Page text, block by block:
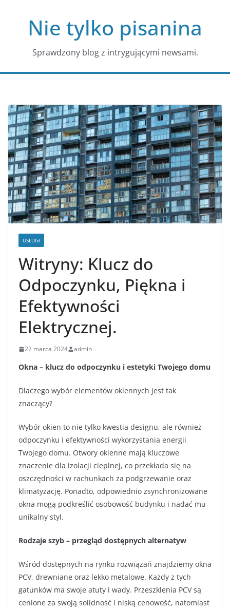
Nie tylko pisanina
Sprawdzony blog z intrygującymi newsami.
USŁUGI
Witryny: Klucz do
Odpoczynku, Piękna i
Efektywności
Elektrycznej.
22 marca 2024 admin
Okna – klucz do odpoczynku i estetyki Twojego domu
Dlaczego wybór elementów okiennych jest tak
znaczący?
Wybór okien to nie tylko kwestia designu, ale również
odpoczynku i efektywności wykorzystania energii
Twojego domu. Otwory okienne mają kluczowe
znaczenie dla izolacji cieplnej, co przekłada się na
oszczędności w rachunkach za podgrzewanie oraz
klimatyzację. Ponadto, odpowiednio zsynchronizowane
okna mogą podkreślić osobowość budynku i nadać mu
unikalny styl.
Rodzaje szyb – przegląd dostępnych alternatyw
Wśród dostępnych na rynku rozwiązań znajdziemy okna
PCV, drewniane oraz lekko metalowe. Każdy z tych
gatunków ma swoje atuty i wady. Przeszklenia PCV są
cenione za swoją solidność i niską cenowość, natomiast